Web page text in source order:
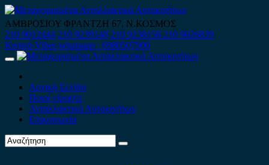
Skip
to
content
ΑΜΒΡΟΣΙΟΥ ΦΡΑΝΤΖΗ 67, Ν.ΚΟΣΜΟΣ
210 9012444 210 9239148 210 9238158 210 9026839
Κινητό-Viber-whatsapp : 6980507900
Primary
Αρχική Σελίδα
Ποιοί είμαστε
Ανταλλακτικά Αυτοκινήτων
Επικοινωνία